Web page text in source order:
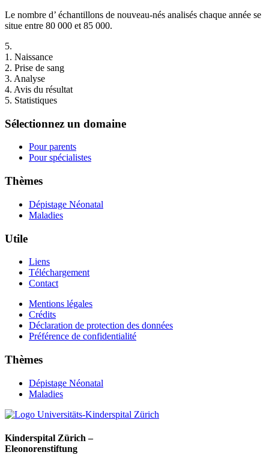
Le nombre d’ échantillons de nouveau-nés analisés chaque année se
situe entre 80 000 et 85 000.
5.
1. Naissance
2. Prise de sang
3. Analyse
4. Avis du résultat
5. Statistiques
Sélectionnez un domaine
Pour parents
Pour spécialistes
Thèmes
Dépistage Néonatal
Maladies
Utile
Liens
Téléchargement
Contact
Mentions légales
Crédits
Déclaration de protection des données
Préférence de confidentialité
Thèmes
Dépistage Néonatal
Maladies
Kinderspital Zürich –
Eleonorenstiftung